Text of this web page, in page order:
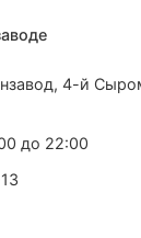
4-й
до 22:00